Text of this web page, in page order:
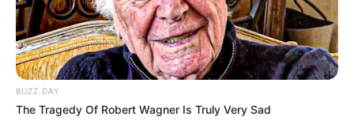
BUZZ DAY
The Tragedy Of Robert Wagner Is Truly Very Sad